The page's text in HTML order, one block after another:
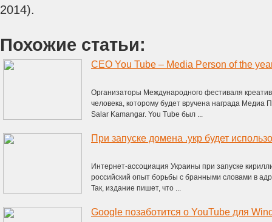
2014).
Похожие статьи:
CEO You Tube – Media Person of the
Организаторы Международного фестиваля
человека, которому будет вручена награда Медиа
Salar Kamangar. You Tube был ...
Интернет-ассоциация Украины при запуске
российский опыт борьбы с бранными словами в
Так, издание пишет, что ...
Google позаботится о YouTube для